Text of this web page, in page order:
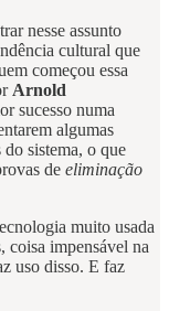
nesse assunto
cultural que
começou essa
Arnold
sucesso numa
algumas
sistema, o que
de eliminação
muito usada
coisa impensável na
uso disso. E faz